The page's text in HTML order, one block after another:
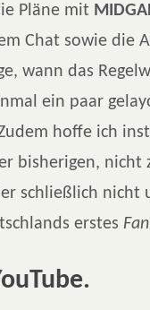
Pläne mit
Chat sowie
wann das
ein paar
hoffe ich
bisherigen,
schließlich nicht
erstes